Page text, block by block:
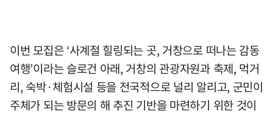
이번 모집은 ‘사계절 힐링되는 곳, 거창으로 떠나는 감동
여행’이라는 슬로건 아래, 거창의 관광자원과 축제, 먹거
리, 숙박·체험시설 등을 전국적으로 널리 알리고, 군민이
주체가 되는 방문의 해 추진 기반을 마련하기 위한 것이